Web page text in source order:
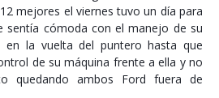
mejores el viernes tuvo un día para
sentía cómoda con el manejo de su
la vuelta del puntero hasta que
de su máquina frente a ella y no
quedando ambos Ford fuera de